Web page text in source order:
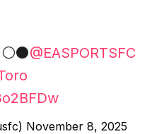
@EASPORTSFC
November 8, 2025